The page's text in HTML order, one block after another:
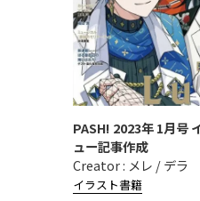
PASH! 2023年 1月号
ュー記事作成
Creator : メレ / デラ
イラスト書籍